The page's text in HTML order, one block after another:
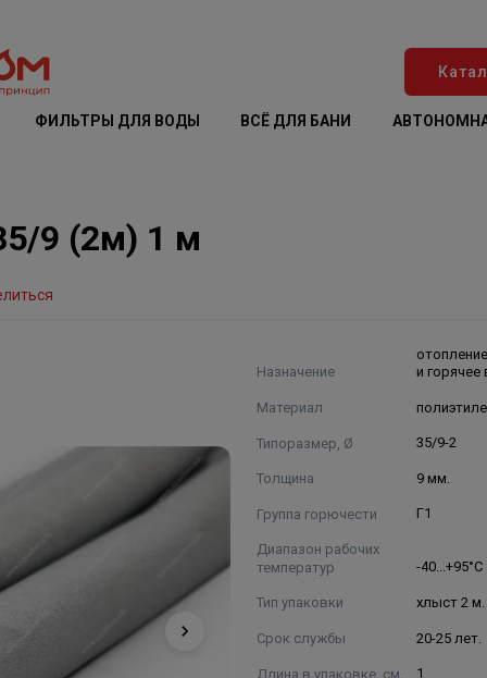
ФИЛЬТРЫ ДЛЯ ВОДЫ ВСЁ ДЛЯ БАНИ
9 (2м) 1 м
Назначение
и горячее
Материал
Типоразмер, Ø 35/9-2
Толщина 9 мм.
Группа горючести Г1
Диапазон рабочих
температур
-40...+95°С
Тип упаковки хлыст 2 м.
Срок службы 20-25 лет.
Длина в упаковке, см. 1